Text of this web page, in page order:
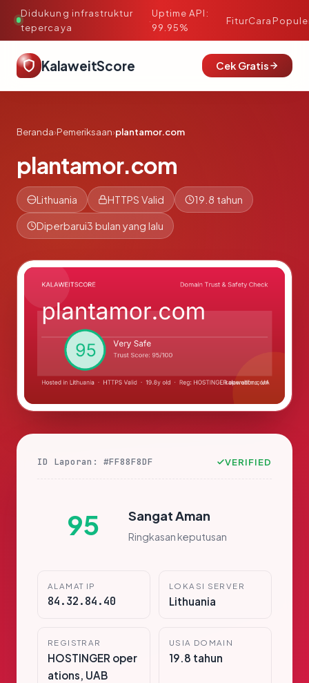
Didukung infrastruktur
tepercaya
·
Uptime API:
99.95%
FiturCara
KalaweitScore Cek Gratis
Beranda›Pemeriksaan›plantamor.com
plantamor.com
Lithuania HTTPS Valid 19.8 tahun
Diperbarui3 bulan yang lalu
ID Laporan: #FF88F8DF VERIFIED
95 Sangat Aman
Ringkasan keputusan
ALAMAT IP
84.32.84.40
LOKASI SERVER
Lithuania
REGISTRAR
HOSTINGER oper
ations, UAB
USIA DOMAIN
19.8 tahun